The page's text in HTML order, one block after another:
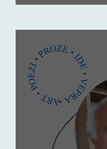
”Teh